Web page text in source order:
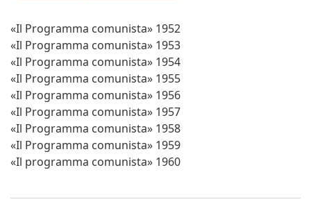
«Il Programma comunista» 1952
«Il Programma comunista» 1953
«Il Programma comunista» 1954
«Il Programma comunista» 1955
«Il Programma comunista» 1956
«Il Programma comunista» 1957
«Il Programma comunista» 1958
«Il Programma comunista» 1959
«Il programma comunista» 1960